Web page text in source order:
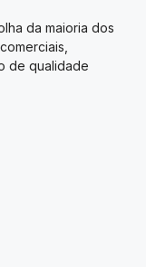
da maioria dos
de qualidade